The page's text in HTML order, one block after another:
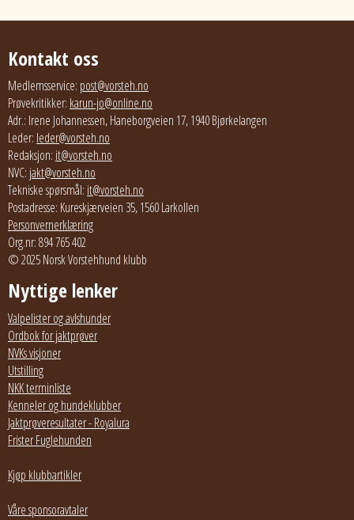
Kontakt oss
Medlemsservice: post@vorsteh.no
Prøvekritikker: karun-jo@online.no
Adr.: Irene Johannessen, Haneborgveien 17, 1940 Bjørkelangen
Leder: leder@vorsteh.no
Redaksjon: it@vorsteh.no
NVC: jakt@vorsteh.no
Tekniske spørsmål: it@vorsteh.no
Postadresse: Kureskjærveien 35, 1560 Larkollen
Personvernerklæring
Org.nr: 894 765 402
© 2025 Norsk Vorstehhund klubb
Nyttige lenker
Valpelister og avlshunder
Ordbok for jaktprøver
NVKs visjoner
Utstilling
NKK terminliste
Kenneler og hundeklubber
Jaktprøveresultater - Royalura
Frister Fuglehunden
Kjøp klubbartikler
Våre sponsoravtaler